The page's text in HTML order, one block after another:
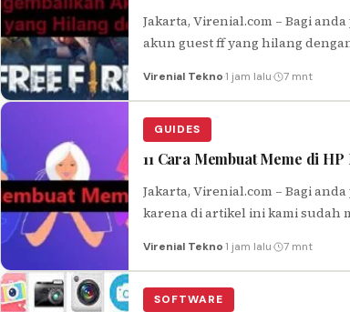
Jakarta, Virenial.com – Bagi
akun guest ff yang hilang
Virenial Tekno·1 jam lalu· 7 mnt
GUIDES
11 Cara Membuat Meme di
Jakarta, Virenial.com – Bagi
karena di artikel ini kami sudah
Virenial Tekno·1 jam lalu· 7 mnt
SOFTWARE